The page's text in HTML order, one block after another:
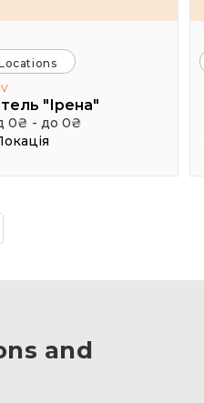
"Ірена"
0₴ - до 0₴
and